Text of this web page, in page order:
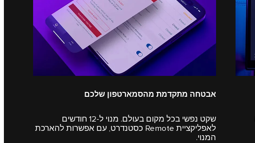
אבטחה מתקדמת מהסמארטפון שלכם
שקט נפשי בכל מקום בעולם. מנוי ל-12 חודשים
לאפליקציית Remote כסטנדרט, עם אפשרות להארכת
המנוי.